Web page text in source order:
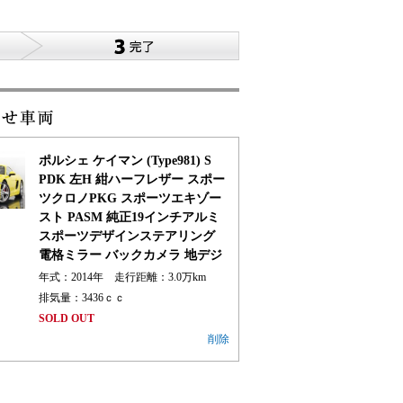
ポルシェ ケイマン (Type981) S
PDK 左H 紺ハーフレザー スポー
ツクロノPKG スポーツエキゾー
スト PASM 純正19インチアルミ
スポーツデザインステアリング
電格ミラー バックカメラ 地デジ
年式：2014年 走行距離： 3.0万km
排気量：3436ｃｃ
SOLD OUT
削除